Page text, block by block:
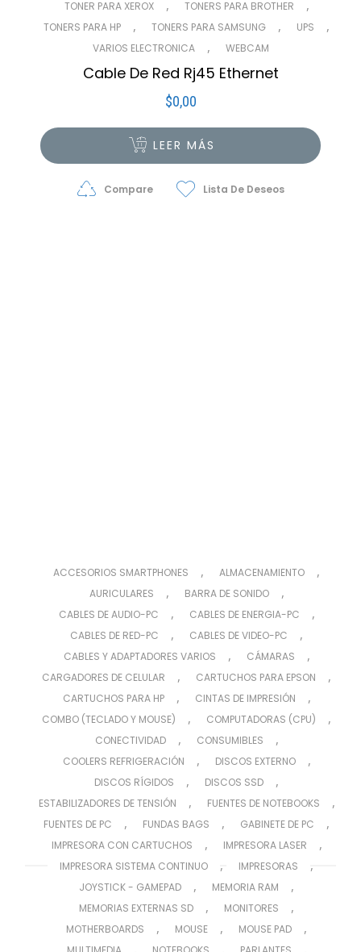
TONER PARA XEROX , TONERS PARA BROTHER ,
TONERS PARA HP , TONERS PARA SAMSUNG , UPS ,
VARIOS ELECTRONICA , WEBCAM
Cable De Red Rj45 Ethernet
$0,00
LEER MÁS
Compare Lista De Deseos
ACCESORIOS SMARTPHONES , ALMACENAMIENTO ,
AURICULARES , BARRA DE SONIDO ,
CABLES DE AUDIO-PC , CABLES DE ENERGIA-PC ,
CABLES DE RED-PC , CABLES DE VIDEO-PC ,
CABLES Y ADAPTADORES VARIOS , CÁMARAS ,
CARGADORES DE CELULAR , CARTUCHOS PARA EPSON ,
CARTUCHOS PARA HP , CINTAS DE IMPRESIÓN ,
COMBO (TECLADO Y MOUSE) , COMPUTADORAS (CPU) ,
CONECTIVIDAD , CONSUMIBLES ,
COOLERS REFRIGERACIÓN , DISCOS EXTERNO ,
DISCOS RÍGIDOS , DISCOS SSD ,
ESTABILIZADORES DE TENSIÓN , FUENTES DE NOTEBOOKS ,
FUENTES DE PC , FUNDAS BAGS , GABINETE DE PC ,
IMPRESORA CON CARTUCHOS , IMPRESORA LASER ,
IMPRESORA SISTEMA CONTINUO , IMPRESORAS ,
JOYSTICK - GAMEPAD , MEMORIA RAM ,
MEMORIAS EXTERNAS SD , MONITORES ,
MOTHERBOARDS , MOUSE , MOUSE PAD ,
, , ,